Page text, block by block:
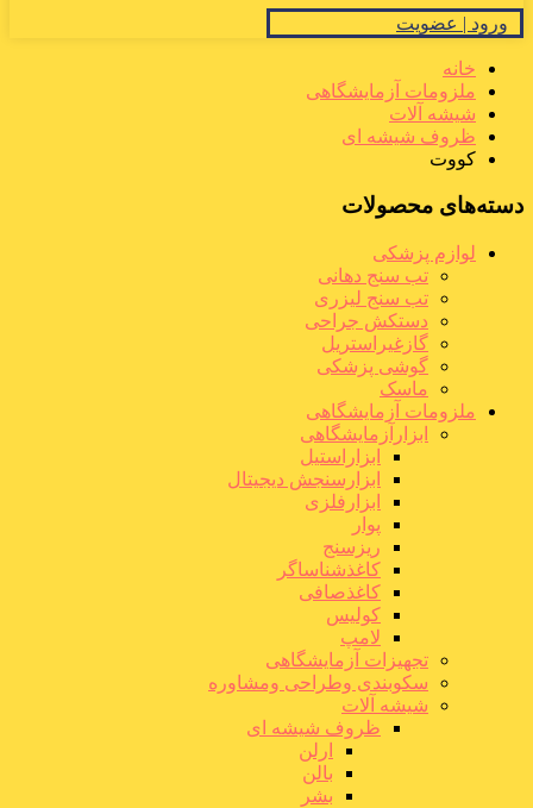
ورود | عضویت
خانه
ملزومات آزمایشگاهی
شیشه آلات
ظروف شیشه ای
کووت
دسته‌های محصولات
لوازم پزشکی
تب سنج دهانی
تب سنج لیزری
دستکش جراحی
گازغیراستریل
گوشی پزشکی
ماسک
ملزومات آزمایشگاهی
ابزارآزمایشگاهی
ابزاراستیل
ابزارسنجش دیجیتال
ابزارفلزی
پوار
ریزسنج
کاغذشناساگر
کاغذصافی
کولیس
لامپ
تجهیزات آزمایشگاهی
سکوبندی وطراحی ومشاوره
شیشه آلات
ظروف شیشه ای
ارلن
بالن
بشر